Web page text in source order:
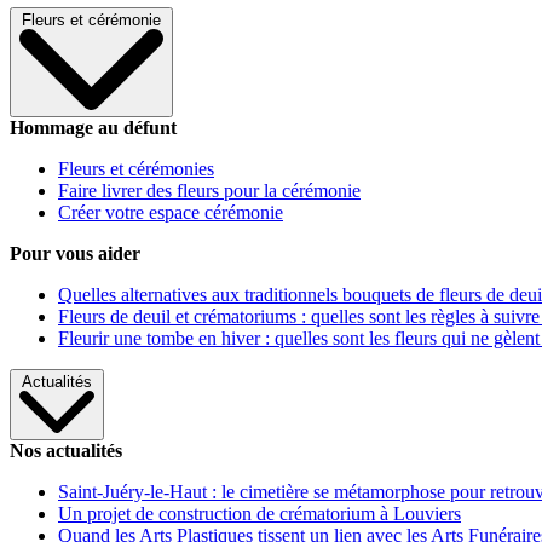
Fleurs et cérémonie
Hommage au défunt
Fleurs et cérémonies
Faire livrer des fleurs pour la cérémonie
Créer votre espace cérémonie
Pour vous aider
Quelles alternatives aux traditionnels bouquets de fleurs de
Fleurs de deuil et crématoriums : quelles sont les règles à
Fleurir une tombe en hiver : quelles sont les fleurs qui ne gèlent
Actualités
Nos actualités
Saint-Juéry-le-Haut : le cimetière se métamorphose pour
Un projet de construction de crématorium à Louviers
Quand les Arts Plastiques tissent un lien avec les Arts